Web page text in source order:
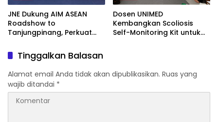
JNE Dukung AIM ASEAN
Roadshow to
Tanjungpinang, Perkuat
Pemanfaatan Teknologi AI
Dosen UNIMED
Kembangkan Scoliosis
Self-Monitoring Kit untuk
Tinggalkan Balasan
Alamat email Anda tidak akan dipublikasikan. Ruas yang
wajib ditandai *